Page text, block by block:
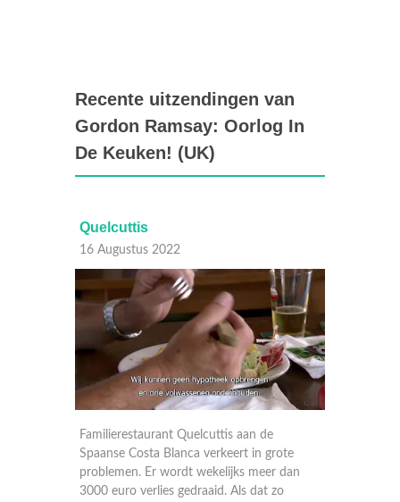
Recente uitzendingen van
Gordon Ramsay: Oorlog In
De Keuken! (UK)
Quelcuttis
16 Augustus 2022
Familierestaurant Quelcuttis aan de
Spaanse Costa Blanca verkeert in grote
problemen. Er wordt wekelijks meer dan
3000 euro verlies gedraaid. Als dat zo